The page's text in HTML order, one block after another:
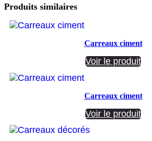
Produits similaires
Carreaux ciment
Voir le produit
Carreaux ciment
Voir le produit